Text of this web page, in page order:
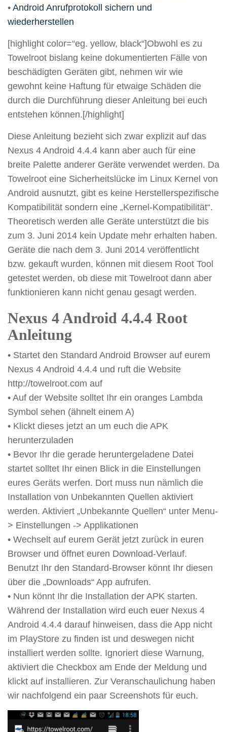
• Android Anrufprotokoll sichern und
wiederherstellen
[highlight color=“eg. yellow, black“]Obwohl es zu
Towelroot bislang keine dokumentierten Fälle von
beschädigten Geräten gibt, nehmen wir wie
gewohnt keine Haftung für etwaige Schäden die
durch die Durchführung dieser Anleitung bei euch
entstehen können.[/highlight]
Diese Anleitung bezieht sich zwar explizit auf das
Nexus 4 Android 4.4.4 kann aber auch für eine
breite Palette anderer Geräte verwendet werden. Da
Towelroot eine Sicherheitslücke im Linux Kernel von
Android ausnutzt, gibt es keine Herstellerspezifische
Kompatibilität sondern eine „Kernel-Kompatibilität“.
Theoretisch werden alle Geräte unterstützt die bis
zum 3. Juni 2014 kein Update mehr erhalten haben.
Geräte die nach dem 3. Juni 2014 veröffentlicht
bzw. gekauft wurden, können mit diesem Root Tool
getestet werden, ob diese mit Towelroot dann aber
funktionieren kann nicht genau gesagt werden.
Nexus 4 Android 4.4.4 Root
Anleitung
• Startet den Standard Android Browser auf eurem
Nexus 4 Android 4.4.4 und ruft die Website
http://towelroot.com auf
• Auf der Website solltet Ihr ein oranges Lambda
Symbol sehen (ähnelt einem A)
• Klickt dieses jetzt an um euch die APK
herunterzuladen
• Bevor Ihr die gerade heruntergeladene Datei
startet solltet Ihr einen Blick in die Einstellungen
eures Geräts werfen. Dort muss nun nämlich die
Installation von Unbekannten Quellen aktiviert
werden. Aktiviert „Unbekannte Quellen“ unter Menu-
> Einstellungen -> Applikationen
• Wechselt auf eurem Gerät jetzt zurück in euren
Browser und öffnet euren Download-Verlauf.
Benutzt Ihr den Standard-Browser könnt Ihr diesen
über die „Downloads“ App aufrufen.
• Nun könnt Ihr die Installation der APK starten.
Während der Installation wird euch euer Nexus 4
Android 4.4.4 darauf hinweisen, dass die App nicht
im PlayStore zu finden ist und deswegen nicht
installiert werden sollte. Ignoriert diese Warnung,
aktiviert die Checkbox am Ende der Meldung und
klickt auf installieren. Zur Veranschaulichung haben
wir nachfolgend ein paar Screenshots für euch.